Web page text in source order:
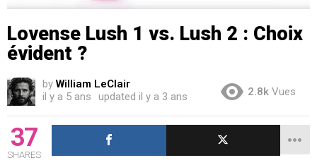
Lovense Lush 1 vs. Lush 2 : Choix
évident ?
by William LeClair
il y a 5 ans
updated il y a 3 ans 2.8k Vues
37
SHARES